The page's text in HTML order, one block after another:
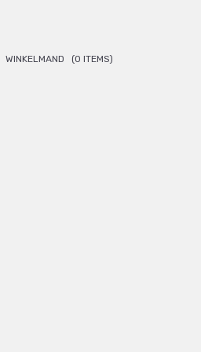
WINKELMAND (0 ITEMS)